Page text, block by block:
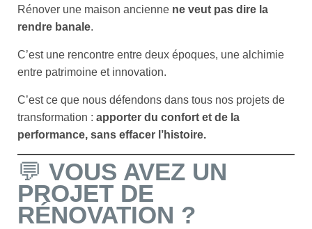
Rénover une maison ancienne ne veut pas dire la
rendre banale.
C’est une rencontre entre deux époques, une alchimie
entre patrimoine et innovation.
C’est ce que nous défendons dans tous nos projets de
transformation : apporter du confort et de la
performance, sans effacer l’histoire.
💬 VOUS AVEZ UN
PROJET DE
RÉNOVATION ?